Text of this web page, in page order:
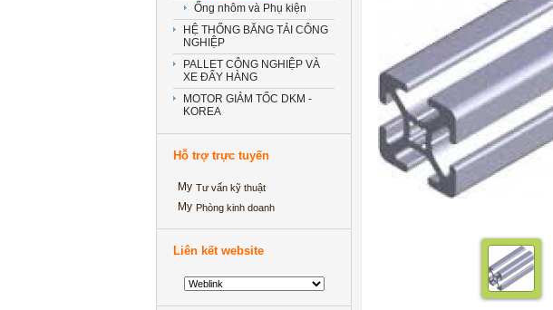
Ống nhôm và Phụ kiện
HỆ THỐNG BĂNG TẢI CÔNG
NGHIỆP
PALLET CÔNG NGHIỆP VÀ
XE ĐẨY HÀNG
MOTOR GIẢM TỐC DKM -
KOREA
Hỗ trợ trực tuyến
Tư vấn kỹ thuật
Phòng kinh doanh
Liên kết website
‘Kinh ngạc’ với ảnh cưới thể
dục đường phố của cặp đôi